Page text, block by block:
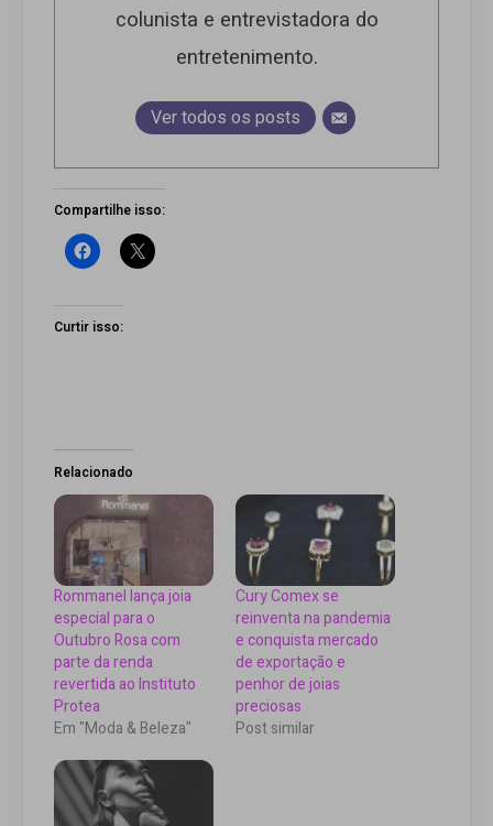
colunista e entrevistadora do
entretenimento.
Ver todos os posts
Compartilhe isso:
Curtir isso:
Relacionado
Rommanel lança joia
especial para o
Outubro Rosa com
parte da renda
revertida ao Instituto
Protea
Em "Moda & Beleza"
Cury Comex se
reinventa na pandemia
e conquista mercado
de exportação e
penhor de joias
preciosas
Post similar